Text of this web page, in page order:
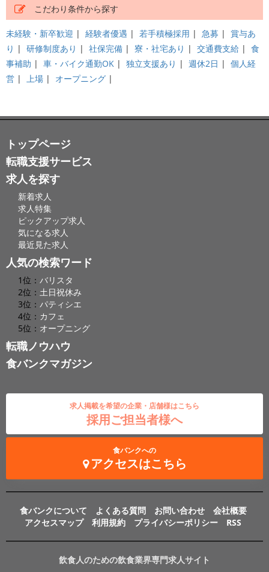
こだわり条件から探す
未経験・新卒歓迎 | 経験者優遇 | 若手積極採用 | 急募 | 賞与あ
り | 研修制度あり | 社保完備 | 寮・社宅あり | 交通費支給 | 食
事補助 | 車・バイク通勤OK | 独立支援あり | 週休2日 | 個人経
営 | 上場 | オープニング |
トップページ
転職支援サービス
求人を探す
新着求人
求人特集
ピックアップ求人
気になる求人
最近見た求人
人気の検索ワード
1位： バリスタ
2位： 土日祝休み
3位： パティシエ
4位： カフェ
5位： オープニング
転職ノウハウ
食バンクマガジン
求人掲載を希望の企業・店舗様はこちら
採用ご担当者様へ
食バンクへの
アクセスはこちら
食バンクについて よくある質問 お問い合わせ
会社概要
アクセスマップ
利用規約 プライバシーポリシー RSS
飲食人のための飲食業界専門求人サイト